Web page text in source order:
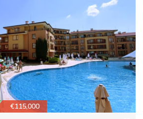
€115,000